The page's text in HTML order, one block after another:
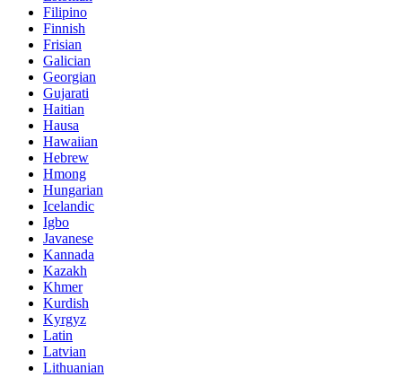
Filipino
Finnish
Frisian
Galician
Georgian
Gujarati
Haitian
Hausa
Hawaiian
Hebrew
Hmong
Hungarian
Icelandic
Igbo
Javanese
Kannada
Kazakh
Khmer
Kurdish
Kyrgyz
Latin
Latvian
Lithuanian